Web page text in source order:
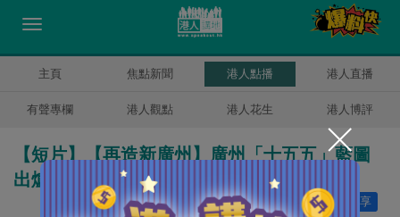
主頁 焦點新聞 港人點播 港人直播
有聲專欄 港人觀點 港人花生 港人博評
【短片】【再造新廣州】廣州「十五五」藍圖
出爐 力爭2030年GDP達4.5萬億
分享
讚好 10